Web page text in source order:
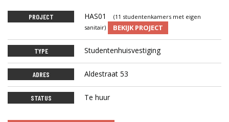
PROJECT HAS01
(11 studentenkamers met eigen
sanitair)
BEKIJK PROJECT
TYPE Studentenhuisvestiging
ADRES Aldestraat 53
STATUS Te huur